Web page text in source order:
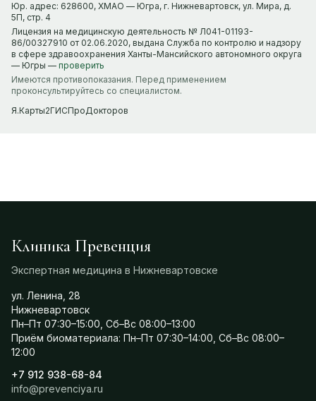
Юр. адрес: 628600, ХМАО — Югра, г. Нижневартовск, ул. Мира, д.
5П, стр. 4
Лицензия на медицинскую деятельность № Л041-01193-
86/00327910 от 02.06.2020, выдана Служба по контролю и надзору
в сфере здравоохранения Ханты-Мансийского автономного округа
— Югры — проверить
Имеются противопоказания. Перед применением
проконсультируйтесь со специалистом.
Я.Карты2ГИСПроДокторов
Клиника Превенция
Экспертная медицина в Нижневартовске
ул. Ленина, 28
Нижневартовск
Пн–Пт 07:30–15:00, Сб–Вс 08:00–13:00
Приём биоматериала: Пн–Пт 07:30–14:00, Сб–Вс 08:00–
12:00
+7 912 938-68-84
info@prevenciya.ru